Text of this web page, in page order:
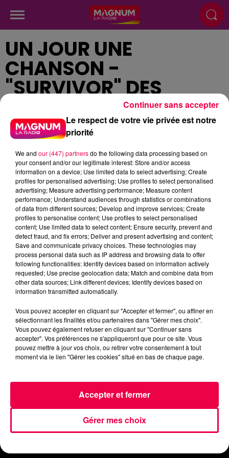
UN JOUR UNE
CHANSON -
"SURVIVOR" DES
DESTINY'S CHILD
podcasts/2024/09/Un-jour-une-chanson-du-
mercredi-04-septembre.mp3
ACCUEIL INFOS
EMISSIONS
AGENDA
JEUX
PODCASTS
CINÉMA
DIRECT VIDÉO
MAGNUM 80
NOUS CONTACTER
Le respect de votre vie privée est notre
priorité
We and our (447) partnersdo the following data processing based on
your consent and/or our legitimate interest: Store and/or access
information on a device; Use limited data to select advertising; Create
profiles for personalised advertising; Use profiles to select personalised
advertising; Measure advertising performance; Measure content
performance; Understand audiences through statistics or combinations
of data from different sources; Develop and improve services; Create
profiles to personalise content; Use profiles to select personalised
content; Use limited data to select content; Ensure security, prevent and
detect fraud, and fix errors; Deliver and present advertising and content;
Save and communicate privacy choices. These technologies may
process personal data such as IP address and browsing data to offer
following functionalities: Identify devices based on information actively
requested; Use precise geolocation data; Match and combine data from
other data sources; Link different devices; Identify devices based on
information transmitted automatically.
Vous pouvez accepter en cliquant sur "Accepter et fermer", ou affiner en
sélectionnant les finalités et/ou partenaires dans "Gérer mes choix".
Vous pouvez également refuser en cliquant sur "Continuer sans
accepter". Vos préférences ne s'appliqueront que pour ce site. Vous
pouvez mettre à jour vos choix, ou retirer votre consentement à tout
moment via le lien "Gérer les cookies" situé en bas de chaque page.
Gérer mes choix
Accepter et fermer
Continuer sans accepter